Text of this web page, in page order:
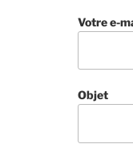
Votre e-
Objet